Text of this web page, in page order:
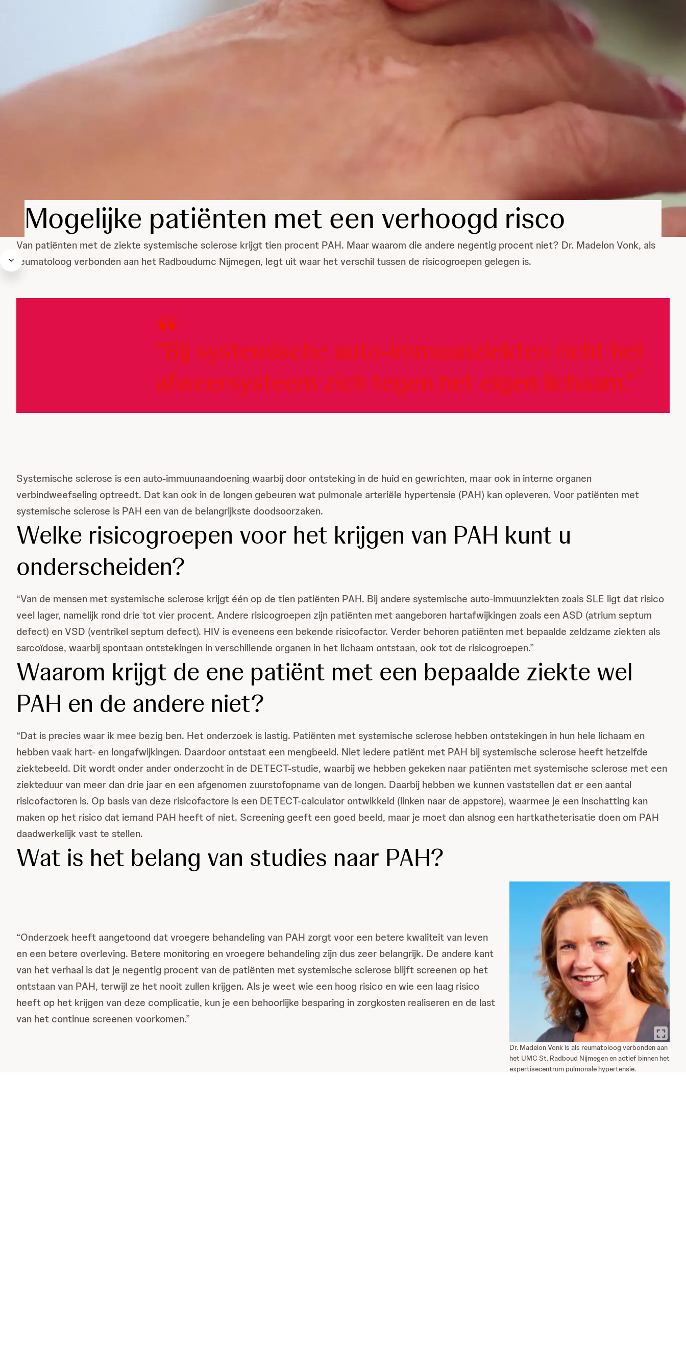
Mogelijke patiënten met een verhoogd risco
Van patiënten met de ziekte systemische sclerose krijgt tien procent PAH. Maar waarom die andere negentig procent niet? Dr. Madelon Vonk, als
reumatoloog verbonden aan het Radboudumc Nijmegen, legt uit waar het verschil tussen de risicogroepen gelegen is.
“Bij systemische auto-immuunziekten richt het
afweersysteem zich tegen het eigen lichaam."
Systemische sclerose is een auto-immuunaandoening waarbij door ontsteking in de huid en gewrichten, maar ook in interne organen
verbindweefseling optreedt. Dat kan ook in de longen gebeuren wat pulmonale arteriële hypertensie (PAH) kan opleveren. Voor patiënten met
systemische sclerose is PAH een van de belangrijkste doodsoorzaken.
Welke risicogroepen voor het krijgen van PAH kunt u
onderscheiden?
“Van de mensen met systemische sclerose krijgt één op de tien patiënten PAH. Bij andere systemische auto-immuunziekten zoals SLE ligt dat risico
veel lager, namelijk rond drie tot vier procent. Andere risicogroepen zijn patiënten met aangeboren hartafwijkingen zoals een ASD (atrium septum
defect) en VSD (ventrikel septum defect). HIV is eveneens een bekende risicofactor. Verder behoren patiënten met bepaalde zeldzame ziekten als
sarcoïdose, waarbij spontaan ontstekingen in verschillende organen in het lichaam ontstaan, ook tot de risicogroepen.”
Waarom krijgt de ene patiënt met een bepaalde ziekte wel
PAH en de andere niet?
“Dat is precies waar ik mee bezig ben. Het onderzoek is lastig. Patiënten met systemische sclerose hebben ontstekingen in hun hele lichaam en
hebben vaak hart- en longafwijkingen. Daardoor ontstaat een mengbeeld. Niet iedere patiënt met PAH bij systemische sclerose heeft hetzelfde
ziektebeeld. Dit wordt onder ander onderzocht in de DETECT-studie, waarbij we hebben gekeken naar patiënten met systemische sclerose met een
ziekteduur van meer dan drie jaar en een afgenomen zuurstofopname van de longen. Daarbij hebben we kunnen vaststellen dat er een aantal
risicofactoren is. Op basis van deze risicofactore is een DETECT-calculator ontwikkeld (linken naar de appstore), waarmee je een inschatting kan
maken op het risico dat iemand PAH heeft of niet. Screening geeft een goed beeld, maar je moet dan alsnog een hartkatheterisatie doen om PAH
daadwerkelijk vast te stellen.
Wat is het belang van studies naar PAH?
“Onderzoek heeft aangetoond dat vroegere behandeling van PAH zorgt voor een betere kwaliteit van leven
en een betere overleving. Betere monitoring en vroegere behandeling zijn dus zeer belangrijk. De andere kant
van het verhaal is dat je negentig procent van de patiënten met systemische sclerose blijft screenen op het
ontstaan van PAH, terwijl ze het nooit zullen krijgen. Als je weet wie een hoog risico en wie een laag risico
heeft op het krijgen van deze complicatie, kun je een behoorlijke besparing in zorgkosten realiseren en de last
van het continue screenen voorkomen.”
Dr. Madelon Vonk is als reumatoloog verbonden aan
het UMC St. Radboud Nijmegen en actief binnen het
expertisecentrum pulmonale hypertensie.